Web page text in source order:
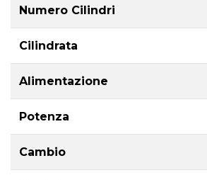
Numero Cilindri
Cilindrata
Alimentazione
Potenza
Cambio